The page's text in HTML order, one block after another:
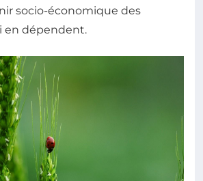
socio-économique des
en dépendent.